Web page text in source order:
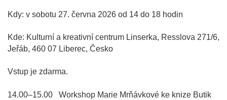
Kdy: v sobotu 27. června 2026 od 14 do 18 hodin
Kde: Kulturní a kreativní centrum Linserka, Resslova 271/6,
Jeřáb, 460 07 Liberec, Česko
Vstup je zdarma.
14.00–15.00 Workshop Marie Mrňávkové ke knize Butik